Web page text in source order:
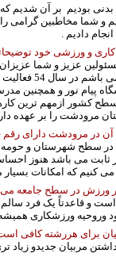
بدنی بودیم بر آن
و شما مخاطبین گرامی
دادیم .
و ورزشی خود
عزیز و شما
سال
مرودشت را بر عهده
آن در مرودشت دارای
سطح شهرستان و حومه
عملاً 8 الی 9000 ورزشکار ثابت
که امکانات بسیار
ورزش در سطح جامعه می
است و قاعدتاً یک فرد
ورزشکاری همیشه
برای هررشته کافی
مربیان جدیدو زیاد